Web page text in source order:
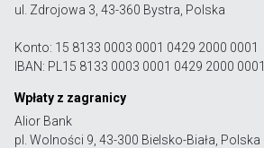
ul. Zdrojowa 3, 43-360 Bystra, Polska
Konto: 15 8133 0003 0001 0429 2000 0001
IBAN: PL15 8133 0003 0001 0429 2000 0001
Wpłaty z zagranicy
Alior Bank
pl. Wolności 9, 43-300 Bielsko-Biała, Polska